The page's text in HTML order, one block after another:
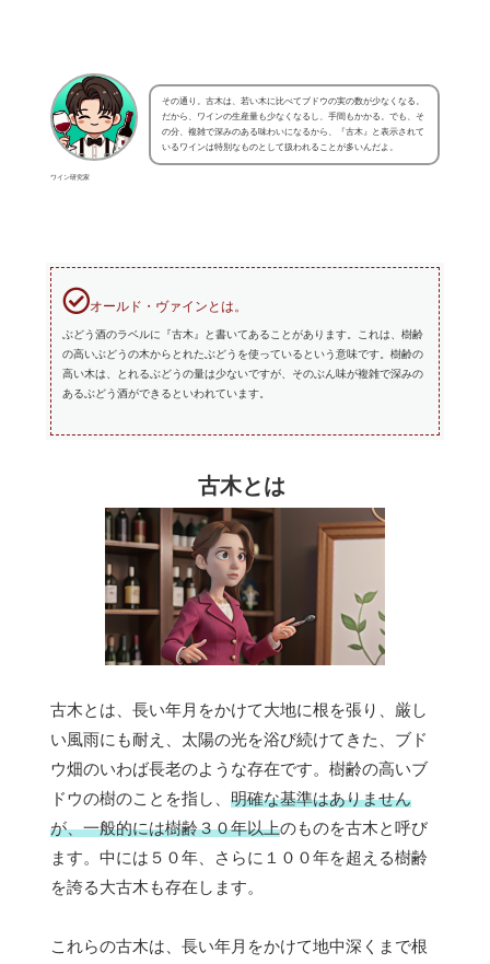
ワイン研究家
その通り。古木は、若い木に比べてブドウの実の数が少なくなる。
だから、ワインの生産量も少なくなるし、手間もかかる。でも、そ
の分、複雑で深みのある味わいになるから、『古木』と表示されて
いるワインは特別なものとして扱われることが多いんだよ。
オールド・ヴァインとは。
ぶどう酒のラベルに『古木』と書いてあることがあります。これは、樹齢
の高いぶどうの木からとれたぶどうを使っているという意味です。樹齢の
高い木は、とれるぶどうの量は少ないですが、そのぶん味が複雑で深みの
あるぶどう酒ができるといわれています。
古木とは
古木とは、長い年月をかけて大地に根を張り、厳し
い風雨にも耐え、太陽の光を浴び続けてきた、ブド
ウ畑のいわば長老のような存在です。樹齢の高いブ
ドウの樹のことを指し、 明確な基準はありません
が、一般的には樹齢３０年以上のものを古木と呼び
ます。中には５０年、さらに１００年を超える樹齢
を誇る大古木も存在します。
これらの古木は、長い年月をかけて地中深くまで根